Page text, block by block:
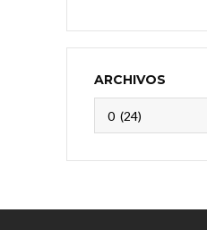
ARCHIVOS